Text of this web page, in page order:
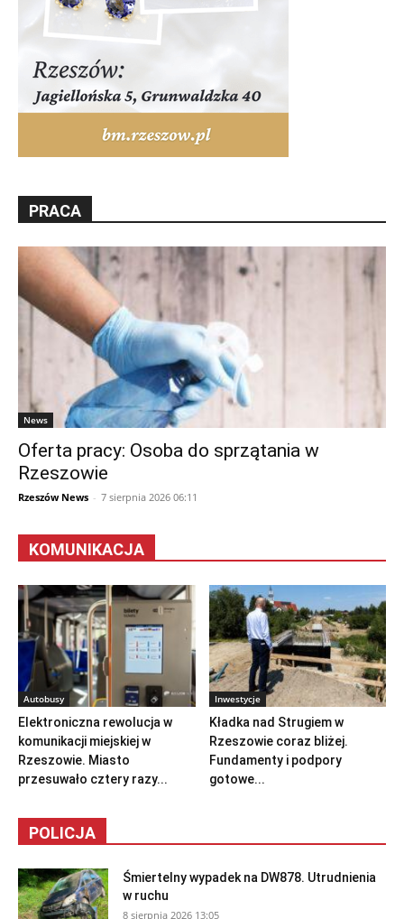
PRACA
News
Oferta pracy: Osoba do sprzątania w
Rzeszowie
Rzeszów News - 7 sierpnia 2026 06:11
KOMUNIKACJA
Autobusy
Elektroniczna rewolucja w
komunikacji miejskiej w
Rzeszowie. Miasto
przesuwało cztery razy...
Inwestycje
Kładka nad Strugiem w
Rzeszowie coraz bliżej.
Fundamenty i podpory
gotowe...
POLICJA
Śmiertelny wypadek na DW878. Utrudnienia
w ruchu
8 sierpnia 2026 13:05